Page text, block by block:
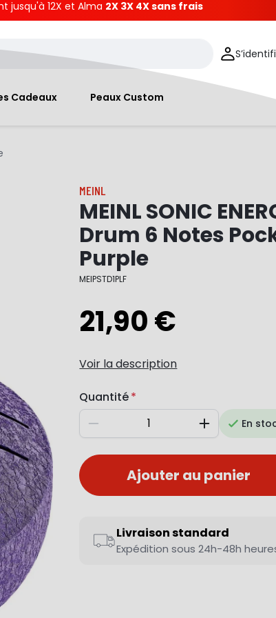
jusqu'à 12X et Alma 2X 3X 4X sans frais
Cadeaux Peaux Custom
MEINL
MEINL SONIC
Drum 6 Notes
Purple
MEIPSTD1PLF
21,90 €
Voir la description
Quantité
Diminuer Augmenter
En
Ajouter au panier
Livraison standard
Expédition sous 24h-48h